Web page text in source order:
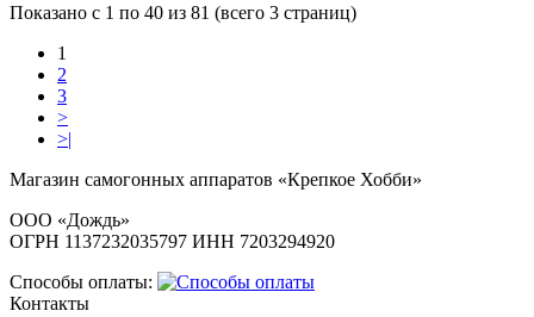
Показано с 1 по 40 из 81 (всего 3 страниц)
1
2
3
>
>|
Магазин самогонных аппаратов «Крепкое Хобби»
ООО «Дождь»
ОГРН 1137232035797 ИНН 7203294920
Способы оплаты:
Контакты